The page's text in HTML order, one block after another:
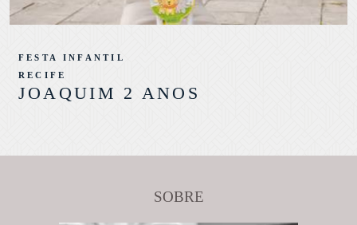
JOAQUIM 2 ANOS
FESTA INFANTIL
RECIFE
SOBRE